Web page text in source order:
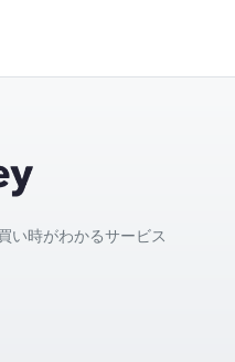
い時がわかるサービス